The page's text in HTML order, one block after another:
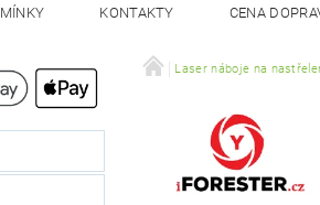
KONTAKTY CENA
A BATERIÍ Laser náboje na